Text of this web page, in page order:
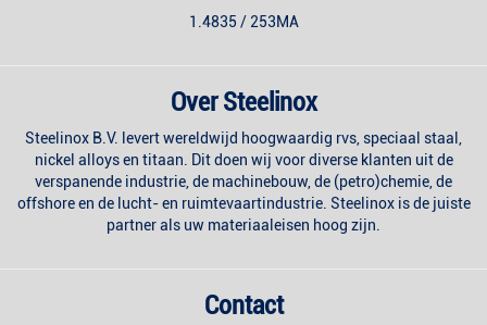
1.4835 / 253MA
Over Steelinox
Steelinox B.V. levert wereldwijd hoogwaardig rvs, speciaal staal,
nickel alloys en titaan. Dit doen wij voor diverse klanten uit de
verspanende industrie, de machinebouw, de (petro)chemie, de
offshore en de lucht- en ruimtevaartindustrie. Steelinox is de juiste
partner als uw materiaaleisen hoog zijn.
Contact